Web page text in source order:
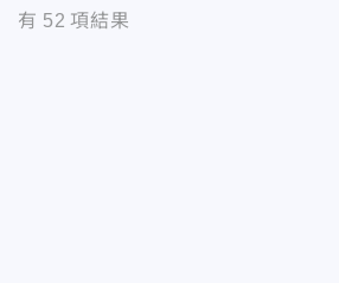
有 52 項結果